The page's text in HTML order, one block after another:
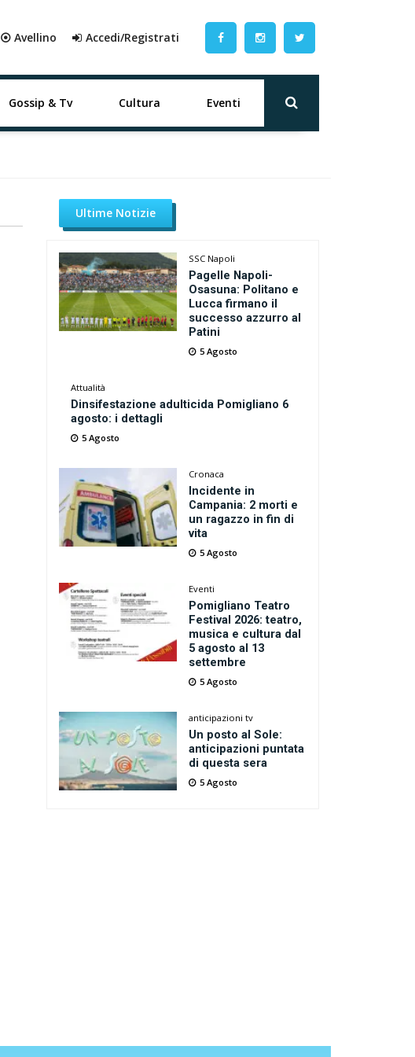
⦿ Avellino Accedi/Registrati
Gossip & Tv Cultura Eventi
Ultime Notizie
SSC Napoli
Pagelle Napoli-
Osasuna: Politano e
Lucca firmano il
successo azzurro al
Patini
5 Agosto
Attualità
Dinsifestazione adulticida Pomigliano 6
agosto: i dettagli
5 Agosto
Cronaca
Incidente in
Campania: 2 morti e
un ragazzo in fin di
vita
5 Agosto
Eventi
Pomigliano Teatro
Festival 2026: teatro,
musica e cultura dal
5 agosto al 13
settembre
5 Agosto
anticipazioni tv
Un posto al Sole:
anticipazioni puntata
di questa sera
5 Agosto